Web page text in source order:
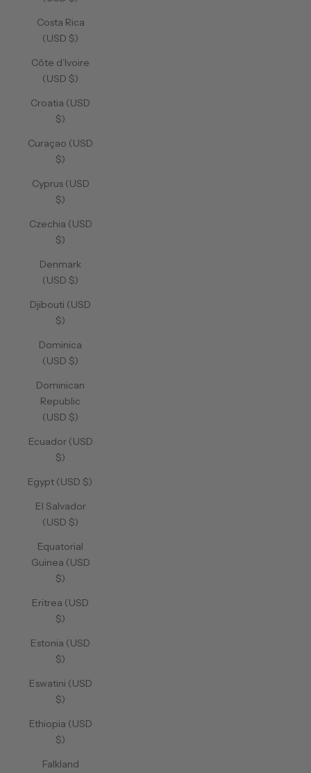
Costa Rica
(USD $)
Côte d’Ivoire
(USD $)
Croatia (USD
$)
Curaçao (USD
$)
Cyprus (USD
$)
Czechia (USD
$)
Denmark
(USD $)
Djibouti (USD
$)
Dominica
(USD $)
Dominican
Republic
(USD $)
Ecuador (USD
$)
Egypt (USD $)
El Salvador
(USD $)
Equatorial
Guinea (USD
$)
Eritrea (USD
$)
Estonia (USD
$)
Eswatini (USD
$)
Ethiopia (USD
$)
Falkland